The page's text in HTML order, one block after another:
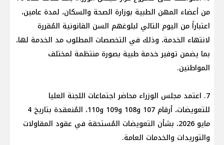
من أعضاء المهن الطبية بوزارة الصحة والسكان، لمدة عامين،
اعتباراً من اليوم التالي لبلوغهم السن القانونية المُقررة
لانتهاء الخدمة، وذلك في التخصصات المطلوب مد الخدمة لها،
بما يضمن توفير خدمة طبية بصورة منتظمة لمختلف
المواطنين.
7. اعتمد مجلس الوزراء محاضر اجتماعات اللجنة العليا
للتعويضات، أرقام 107 و108 و109 و110، المُنعقدة بتاريخ 4
مايو 2026، بشأن التعويضات المُستحقة في عقود المقاولات
والتوريدات والخدمات العامة.